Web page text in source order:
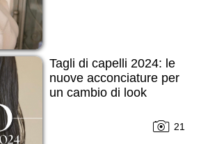
Tagli di capelli 2024: le
nuove acconciature per
un cambio di look
21